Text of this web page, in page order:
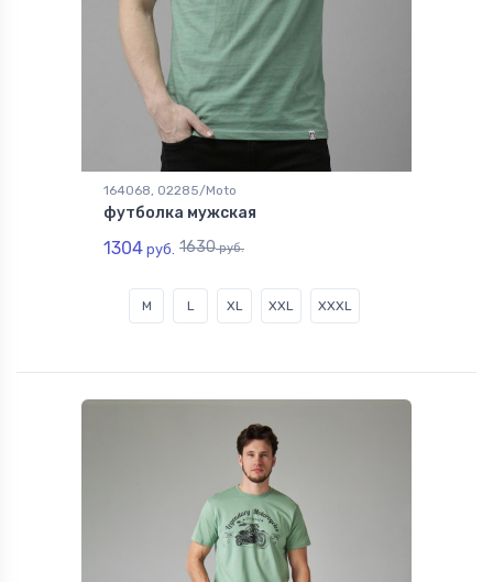
164068, 02285/Moto
футболка мужская
1304 руб. 1630руб.
M L XL XXL XXXL